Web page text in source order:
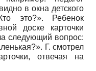
в окна детского
это?». Ребенок
доске карточки
следующий вопрос:
Г. смотрел
отвечая на